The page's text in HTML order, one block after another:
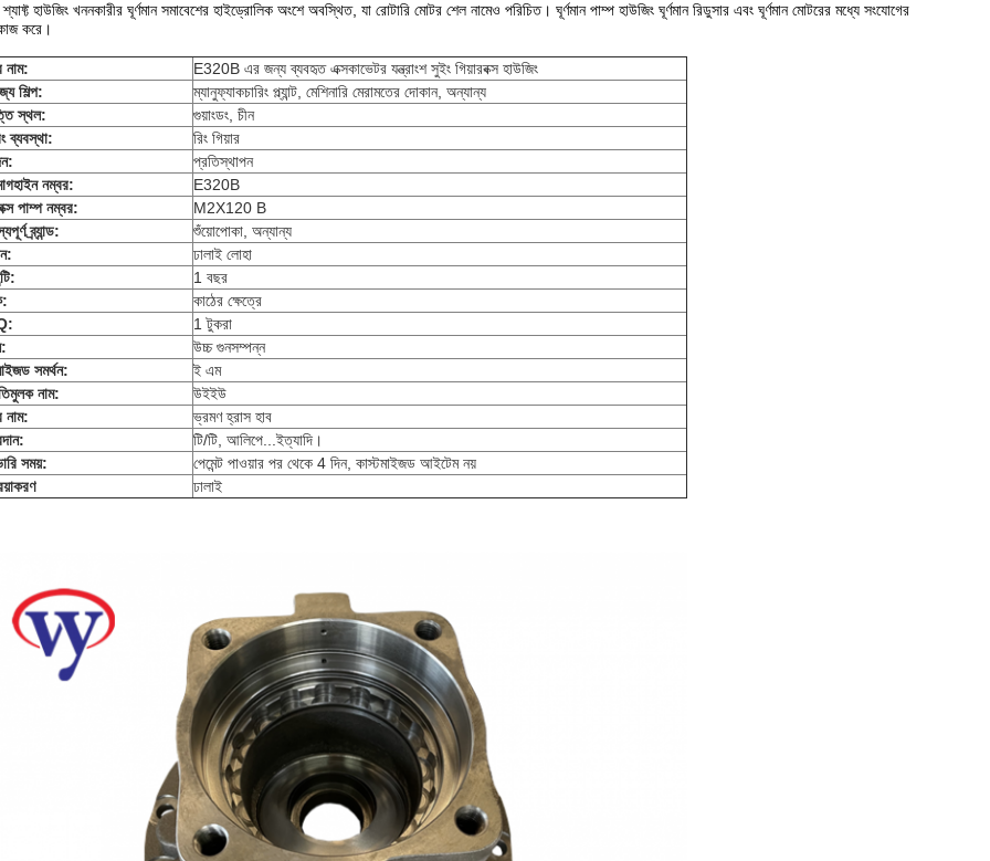
শ্যাফ্ট হাউজিং খননকারীর ঘূর্ণমান সমাবেশের হাইড্রোলিক অংশে অবস্থিত, যা রোটারি মোটর শেল নামেও পরিচিত। ঘূর্ণমান পাম্প হাউজিং ঘূর্ণমান রিডুসার এবং ঘূর্ণমান মোটরের মধ্যে সংযোগের
করে।
নাম:
E320B এর জন্য ব্যবহৃত এক্সকাভেটর যন্ত্রাংশ সুইং গিয়ারবক্স হাউজিং
শিল্প:
ম্যানুফ্যাকচারিং প্ল্যান্ট, মেশিনারি মেরামতের দোকান, অন্যান্য
স্থল:
গুয়াংডং, চীন
ব্যবস্থা:
রিং গিয়ার
প্রতিস্থাপন
গহাইন নম্বর:
E320B
পাম্প নম্বর:
M2X120 B
ব্র্যান্ড:
শুঁয়োপোকা, অন্যান্য
ঢালাই লোহা
1 বছর
কাঠের ক্ষেত্রে
1 টুকরা
উচ্চ গুনসম্পন্ন
সমর্থন:
ই এম
নাম:
উইইউ
নাম:
ভ্রমণ হ্রাস হাব
টি/টি, আলিপে...ইত্যাদি।
সময়:
পেমেন্ট পাওয়ার পর থেকে 4 দিন, কাস্টমাইজড আইটেম নয়
ঢালাই